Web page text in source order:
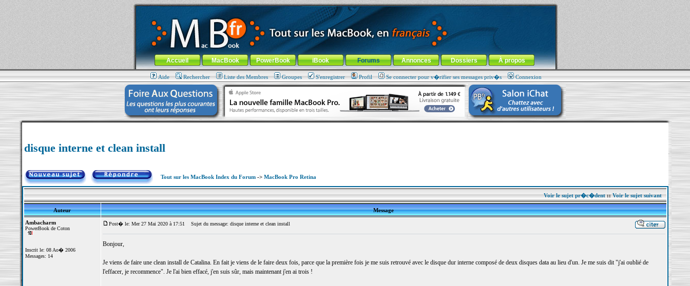
MacBook-fr.com : 100% Apple... 100% nomade !
Aller au contenu-Aller au menu général-Aller au menu de la rubrique
Menu général
Accueil MacBook PowerBook iBook Forums Annonces Dossiers À propos
Aide Rechercher Liste des Membres Groupes S'enregistrer Profil Se connecter pour v�rifier ses messages priv�s Connexion
disque interne et clean install
Tout sur les MacBook Index du Forum-> MacBook Pro Retina
Voir le sujet pr�c�dent::Voir le sujet suivant
Auteur
Message
Ambacharm
PowerBook de Coton
Inscrit le: 08 Ao� 2006
Messages: 14
Post� le: Mer 27 Mai 2020 à 17:51 Sujet du message: disque interne et clean install
Bonjour,
Je viens de faire une clean install de Catalina. En fait je viens de le faire deux fois, parce que la première fois je me suis retrouvé avec le disque dur interne composé de deux disques data au lieu d'un. Je me suis dit "j'ai oublié de
l'effacer, je recommence". Je l'ai bien effacé, j'en suis sûr, mais maintenant j'en ai trois !